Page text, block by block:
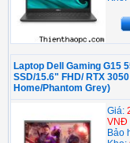
Laptop Dell Gaming G15
SSD/15.6" FHD/ RTX
Home/Phantom Grey)
Giá:
VNĐ
Bảo